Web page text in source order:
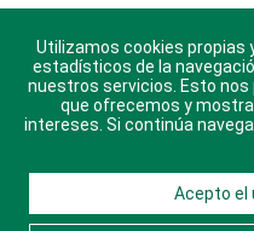
En pocas palabras
Escuchando al corazón
Economía Personal
Descarga nuestras
© 2021 Diario Libre,
Utilizamos cookies propias
estadísticos de la
nuestros servicios. Esto
que ofrecemos y
intereses. Si continúa
Acepto el